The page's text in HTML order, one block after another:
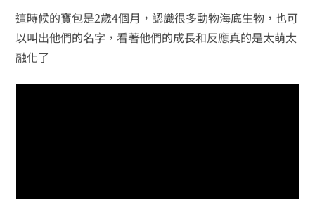
這時候的寶包是2歲4個月，認識很多動物海底生物，也可
以叫出他們的名字，看著他們的成長和反應真的是太萌太
融化了